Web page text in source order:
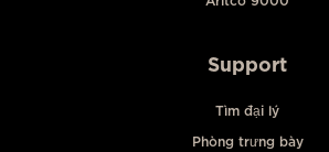
Support
Tìm đại lý
Phòng trưng bày